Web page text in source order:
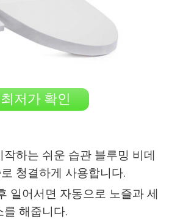
최저가 확인
하는 쉬운 습관 블루밍 비데
로 청결하게 사용합니다.
일어서면 자동으로 노즐과 세
를 해줍니다.